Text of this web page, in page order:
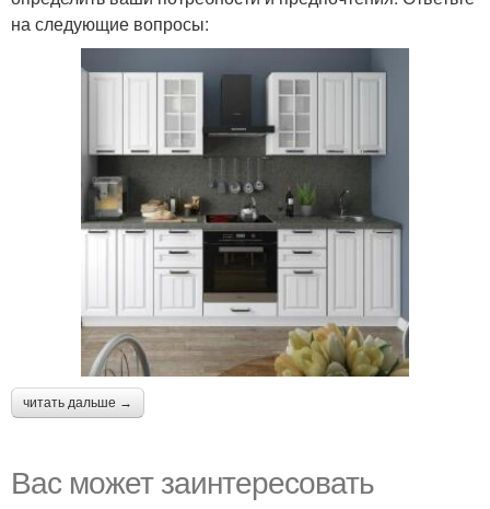
на следующие вопросы:
читать дальше →
Вас может заинтересовать